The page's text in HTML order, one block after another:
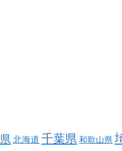
北海道 千葉県 和歌山県